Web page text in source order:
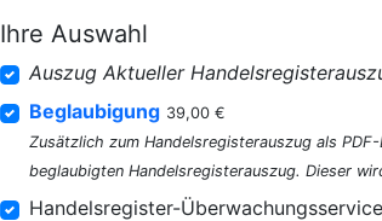
Ihre Auswahl
Auszug Aktueller
Beglaubigung 39,00 €
Zusätzlich zum Handelsregisterauszug als
beglaubigten Handelsregisterauszug. Dieser
Handelsregister-Überwachungsservice